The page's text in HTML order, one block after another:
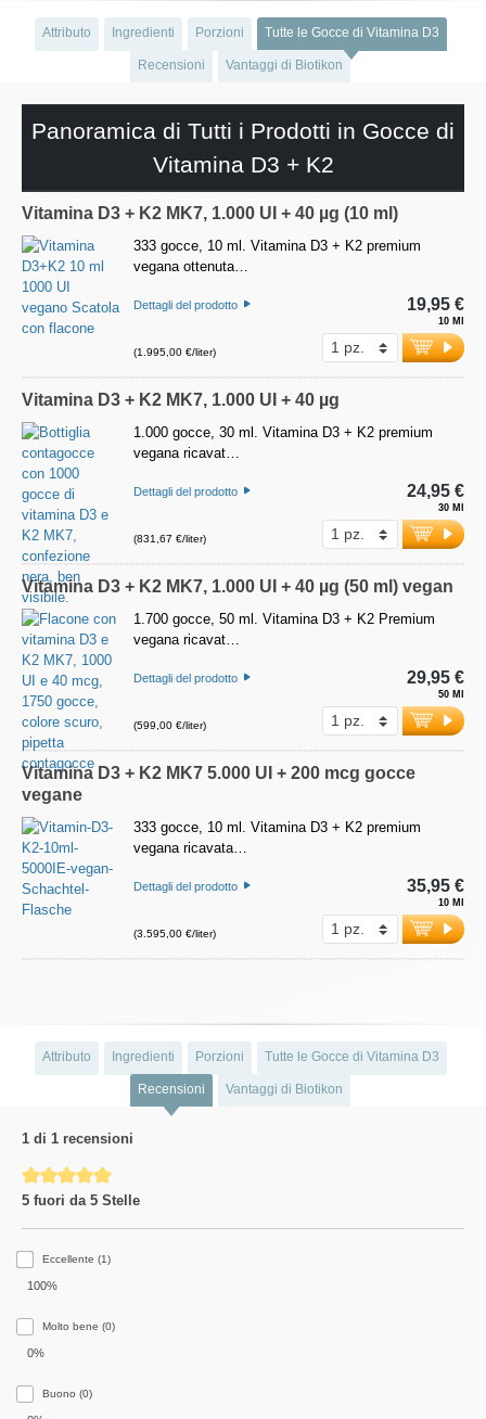
Attributo Ingredienti Porzioni Tutte le Gocce di Vitamina D3
Recensioni Vantaggi di Biotikon
Panoramica di Tutti i Prodotti in Gocce di
Vitamina D3 + K2
Vitamina D3 + K2 MK7, 1.000 UI + 40 µg (10 ml)
333 gocce, 10 ml. Vitamina D3 + K2 premium
vegana ottenuta…
Dettagli del prodotto
(1.995,00 €/liter)
10 Ml
19,95 €
Vitamina D3 + K2 MK7, 1.000 UI + 40 µg
1.000 gocce, 30 ml. Vitamina D3 + K2 premium
vegana ricavat…
Dettagli del prodotto
(831,67 €/liter)
30 Ml
24,95 €
Vitamina D3 + K2 MK7, 1.000 UI + 40 µg (50 ml) vegan
1.700 gocce, 50 ml. Vitamina D3 + K2 Premium
vegana ricavat…
Dettagli del prodotto
(599,00 €/liter)
50 Ml
29,95 €
Vitamina D3 + K2 MK7 5.000 UI + 200 mcg gocce
vegane
333 gocce, 10 ml. Vitamina D3 + K2 premium
vegana ricavata…
Dettagli del prodotto
(3.595,00 €/liter)
10 Ml
35,95 €
Attributo Ingredienti Porzioni Tutte le Gocce di Vitamina D3
Recensioni Vantaggi di Biotikon
1 di 1 recensioni
Average rating of 5 out of 5 stars
5 fuori da 5 Stelle
Eccellente (1)
100%
Molto bene (0)
0%
Buono (0)